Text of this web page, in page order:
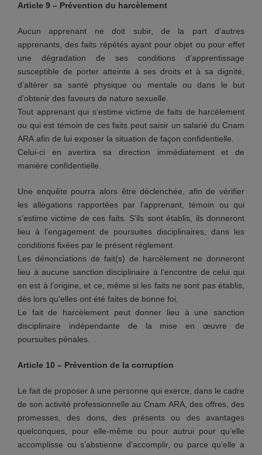
Article 9 – Prévention du harcèlement
Aucun apprenant ne doit subir, de la part d’autres
apprenants, des faits répétés ayant pour objet ou pour effet
une dégradation de ses conditions d’apprentissage
susceptible de porter atteinte à ses droits et à sa dignité,
d’altérer sa santé physique ou mentale ou dans le but
d’obtenir des faveurs de nature sexuelle.
Tout apprenant qui s’estime victime de faits de harcèlement
ou qui est témoin de ces faits peut saisir un salarié du Cnam
ARA afin de lui exposer la situation de façon confidentielle.
Celui-ci en avertira sa direction immédiatement et de
manière confidentielle.
Une enquête pourra alors être déclenchée, afin de vérifier
les allégations rapportées par l’apprenant, témoin ou qui
s’estime victime de ces faits. S’ils sont établis, ils donneront
lieu à l’engagement de poursuites disciplinaires, dans les
conditions fixées par le présent règlement.
Les dénonciations de fait(s) de harcèlement ne donneront
lieu à aucune sanction disciplinaire à l’encontre de celui qui
en est à l’origine, et ce, même si les faits ne sont pas établis,
dès lors qu’elles ont été faites de bonne foi.
Le fait de harcèlement peut donner lieu à une sanction
disciplinaire indépendante de la mise en œuvre de
poursuites pénales.
Article 10 – Prévention de la corruption
Le fait de proposer à une personne qui exerce, dans le cadre
de son activité professionnelle au Cnam ARA, des offres, des
promesses, des dons, des présents ou des avantages
quelconques, pour elle-même ou pour autrui pour qu’elle
accomplisse ou s’abstienne d’accomplir, ou parce qu’elle a